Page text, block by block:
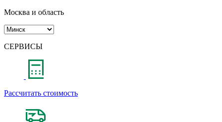
Москва и область
СЕРВИСЫ
Рассчитать стоимость